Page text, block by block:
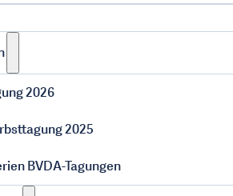
2026
2025
BVDA-Tagungen